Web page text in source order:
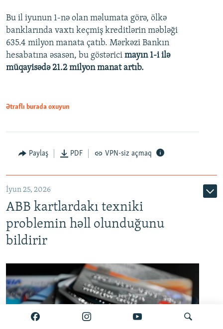
Auto 240p 360p 480p
720p 1080p
360p
480p
720p
Bu il iyunun 1-nə olan məlumata görə, ölkə
banklarında vaxtı keçmiş kreditlərin məbləği
635.4 milyon manata çatıb. Mərkəzi Bankın
hesabatına əsasən, bu göstərici mayın 1-i ilə
müqayisədə 21.2 milyon manat artıb.
Ətraflı burada oxuyun
Paylaş PDF VPN-siz açmaq
İyun 25, 2026
ABB kartlardakı texniki
problemin həll olunduğunu
bildirir